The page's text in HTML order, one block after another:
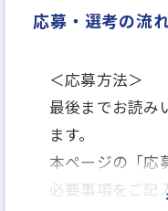
応募・選考の流
＜応募方法＞
最後までお読み
ます。
本ページの「応
必要事項をご記